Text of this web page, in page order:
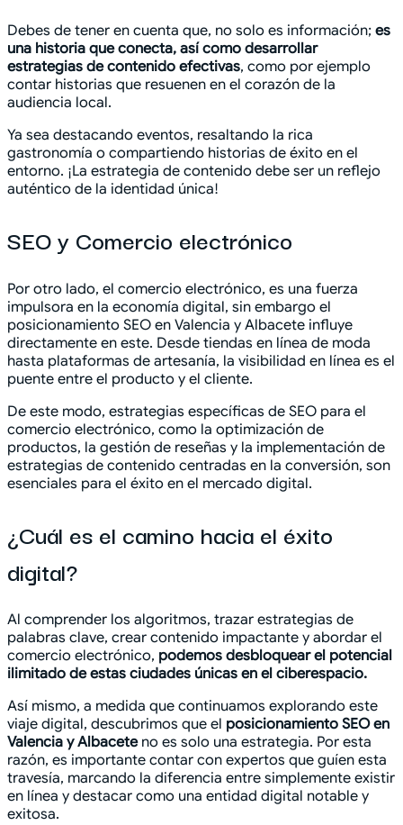
Debes de tener en cuenta que, no solo es información; es
una historia que conecta, así como desarrollar
estrategias de contenido efectivas, como por ejemplo
contar historias que resuenen en el corazón de la
audiencia local.
Ya sea destacando eventos, resaltando la rica
gastronomía o compartiendo historias de éxito en el
entorno. ¡La estrategia de contenido debe ser un reflejo
auténtico de la identidad única!
SEO y Comercio electrónico
Por otro lado, el comercio electrónico, es una fuerza
impulsora en la economía digital, sin embargo el
posicionamiento SEO en Valencia y Albacete influye
directamente en este. Desde tiendas en línea de moda
hasta plataformas de artesanía, la visibilidad en línea es el
puente entre el producto y el cliente.
De este modo, estrategias específicas de SEO para el
comercio electrónico, como la optimización de
productos, la gestión de reseñas y la implementación de
estrategias de contenido centradas en la conversión, son
esenciales para el éxito en el mercado digital.
¿Cuál es el camino hacia el éxito
digital?
Al comprender los algoritmos, trazar estrategias de
palabras clave, crear contenido impactante y abordar el
comercio electrónico, podemos desbloquear el potencial
ilimitado de estas ciudades únicas en el ciberespacio.
Así mismo, a medida que continuamos explorando este
viaje digital, descubrimos que el posicionamiento SEO en
Valencia y Albaceteno es solo una estrategia. Por esta
razón, es importante contar con expertos que guíen esta
travesía, marcando la diferencia entre simplemente existir
en línea y destacar como una entidad digital notable y
exitosa.